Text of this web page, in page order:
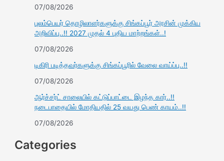
07/08/2026
புலம்பெயர் தொழிலாளர்களுக்கு சிங்கப்பூர் அரசின் முக்கிய
அறிவிப்பு..!! 2027 முதல் 4 புதிய மாற்றங்கள்..!
07/08/2026
டிகிரி படித்தவர்களுக்கு சிங்கப்பூரில் வேலை வாய்ப்பு..!!
07/08/2026
ஆர்ச்சர்ட் சாலையில் கட்டுப்பாட்டை இழந்த கார்..!!
நடைபாதையில் மோதியதில் 25 வயது பெண் காயம்..!!
07/08/2026
Categories